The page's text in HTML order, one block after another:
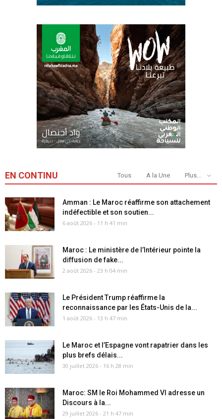
EN CONTINU Tous A la Une Plus...
Amman : Le Maroc réaffirme son attachement
indéfectible et son soutien...
6 août 2026 - 11 h 41 min
Maroc : Le ministère de l’Intérieur pointe la
diffusion de fake...
2 août 2026 - 23 h 04 min
Le Président Trump réaffirme la
reconnaissance par les États-Unis de la...
1 août 2026 - 13 h 47 min
Le Maroc et l’Espagne vont rapatrier dans les
plus brefs délais...
30 juillet 2026 - 16 h 28 min
Maroc: SM le Roi Mohammed VI adresse un
Discours à la...
29 juillet 2026 - 21 h 47 min